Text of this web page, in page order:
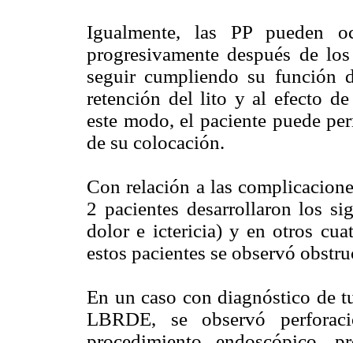
Igualmente, las PP pueden
progresivamente después de
seguir cumpliendo su función
retención del lito y al efecto de
este modo, el paciente puede
de su colocación.
Con relación a las
2 pacientes desarrollaron los
dolor e ictericia) y en otros
estos pacientes se observó
En un caso con diagnóstico de
LBRDE, se observó